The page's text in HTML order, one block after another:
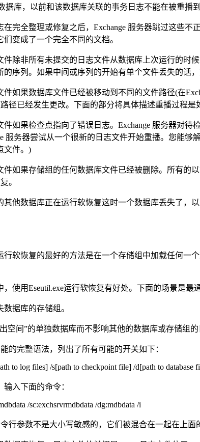
据库，以前和该数据库关联的事务日志不能在被重播到
全整理或修复之后，Exchange 服务器跳过这些不
变成了一个完全不同的文档。
非所有未提交的日志文件从数据库上次运行的时
序列。如果中间或序列的开始有单个文件丢失的话，
果数据库文件已经被移动到不同的文件路径(在
径已经发生更改。下面的部分将具体描述重播过程是
果检查点指向了错误日志。Exchange 服务器对待
服务器尝试从一个很新的日志文件开始重播。您能
文件。)
果存储组的任何数据库文件已经被删除。所有的
。
数据库正在运行软恢复这时一个数据库丢失了，以
恢复的最好的方法是在一个存储组中加载任何一
用Eseutil.exe运行软恢复有好处。下面的场景是最通
据库的存储组。
间”的单独数据库而不影响其他的数据库或存储组的
完整语法，列出了所有可能的开关如下：
log files] /s[path to checkpoint file] /d[path to database
入下面的命令：
/sc:exchsrvrmdbdata /dg:mdbdata /i
参数不是大小写敏感的，它们被混合在一起在上面